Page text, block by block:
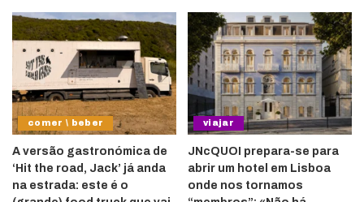
comer \ beber
A versão gastronómica de
‘Hit the road, Jack’ já anda
na estrada: este é o
viajar
JNcQUOI prepara-se para
abrir um hotel em Lisboa
onde nos tornamos